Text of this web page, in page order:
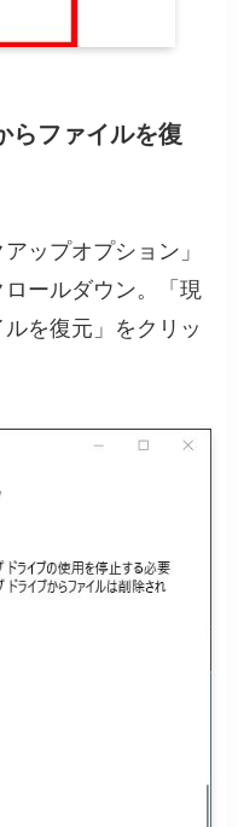
らファイルを復
ップオプション」
ールダウン。「現
を復元」をクリッ